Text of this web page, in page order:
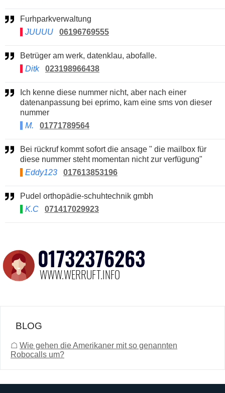
Furhparkverwaltung
JUUUU
06196769555
Betrüger am werk, datenklau, abofalle.
Ditk
023198966438
datenanpassung bei eprimo, kam eine sms von dieser
nummer
M.
01771789564
Bei rückruf kommt sofort die ansage " die mailbox für
diese nummer steht momentan nicht zur verfügung"
Eddy123
017613853196
Pudel orthopädie-schuhtechnik gmbh
K.C
071417029923
BLOG
☖ Wie gehen die Amerikaner mit so genannten
Robocalls um?